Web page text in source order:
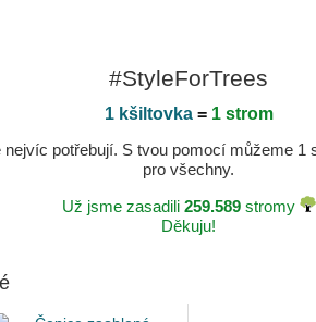
#StyleForTrees
1 kšiltovka= 1 strom
potřebují. S tvou pomocí můžeme
pro všechny.
Už jsme zasadili 259.589stromy
Děkuju!